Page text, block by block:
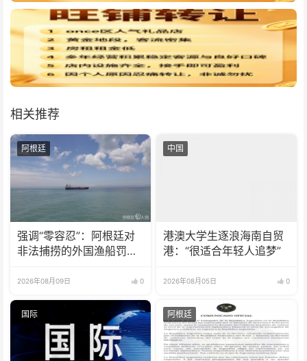
相关推荐
阿根廷
强调“零容忍”：阿根廷对
非法捕捞的外国渔船罚款
2026年08月09日 0
中国
港澳大学生逐浪海南自贸
港：“很适合年轻人追梦”
2026年08月05日 0
国际 阿根廷